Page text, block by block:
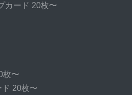
カード 20枚〜
枚〜
20枚〜